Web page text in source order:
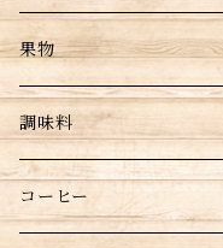
果物
調味料
コーヒー